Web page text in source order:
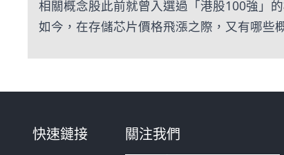
相關概念股此前就曾入選過「港股100強」的
如今，在存儲芯片價格飛漲之際，又有哪些
快速鏈接 關注我們